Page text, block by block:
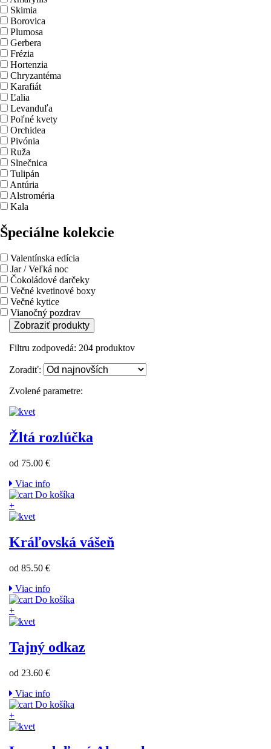
Skimia
Borovica
Plumosa
Gerbera
Frézia
Hortenzia
Chryzantéma
Karafiát
Ľalia
Levanduľa
Poľné kvety
Orchidea
Pivónia
Ruža
Slnečnica
Tulipán
Antúria
Alstroméria
Kala
Špeciálne kolekcie
Valentínska edícia
Jar / Veľká noc
Čokoládové darčeky
Večné kvetinové boxy
Večné kytice
Vianočný pozdrav
Zobraziť produkty
Filtru zodpovedá: 204 produktov
Zoradiť:
Zvolené parametre:
Žltá rozlúčka
od 75.00 €
Viac info
Do košíka
+
Kráľovská vášeň
od 85.50 €
Viac info
Do košíka
+
Tajný odkaz
od 23.60 €
Viac info
Do košíka
+